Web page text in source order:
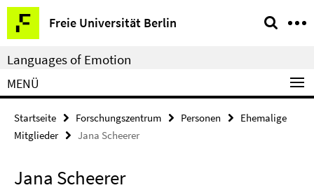
Springe
direkt
zu
Inhalt
Freie Universität Berlin
Service-
Navigation
Languages of Emotion
MENÜ
Startseite Forschungszentrum Personen
Ehemalige
Mitglieder
Jana Scheerer
Jana Scheerer